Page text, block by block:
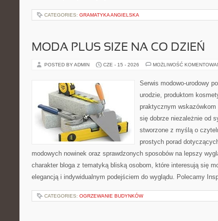
CATEGORIES: GRAMATYKA ANGIELSKA
MODA PLUS SIZE NA CO DZIEŃ
POSTED BY ADMIN CZE - 15 - 2026 MOŻLIWOŚĆ
Serwis modowo-urodowy
urodzie, produktom
praktycznym
się dobrze niezależnie od
stworzone z myślą o
prostych porad
modowych nowinek oraz sprawdzonych sposobów na lepszy
charakter bloga z tematyką bliską osobom, które interesują się
elegancją i indywidualnym podejściem do wyglądu. Polecamy
CATEGORIES: OGRZEWANIE BUDYNKÓW